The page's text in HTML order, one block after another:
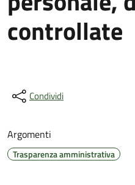
controllate
Condividi
Argomenti
Trasparenza amministrativa